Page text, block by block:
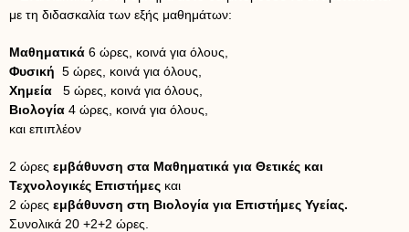
με τη διδασκαλία των εξής μαθημάτων:
Μαθηματικά 6 ώρες, κοινά για όλους,
Φυσική 5 ώρες, κοινά για όλους,
Χημεία 5 ώρες, κοινά για όλους,
Βιολογία 4 ώρες, κοινά για όλους,
και επιπλέον
2 ώρες εμβάθυνση στα Μαθηματικά για Θετικές και
Τεχνολογικές Επιστήμες και
2 ώρες εμβάθυνση στη Βιολογία για Επιστήμες Υγείας.
Συνολικά 20 +2+2 ώρες.